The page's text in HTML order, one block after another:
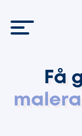
Få